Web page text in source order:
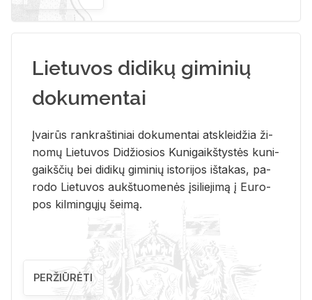
Lietuvos didikų giminių
dokumentai
Įvai­rūs rank­raš­ti­niai do­ku­men­tai at­sklei­džia ži­
no­mų Lie­tu­vos Di­džio­sios Ku­ni­gaikš­tys­tės ku­ni­
gaikš­čių bei di­di­kų gi­mi­nių is­to­ri­jos iš­ta­kas, pa­
ro­do Lie­tu­vos aukš­tuo­me­nės įsi­lie­ji­mą į Eu­ro­
pos kil­min­gų­jų šei­mą.
PERŽIŪRĖTI